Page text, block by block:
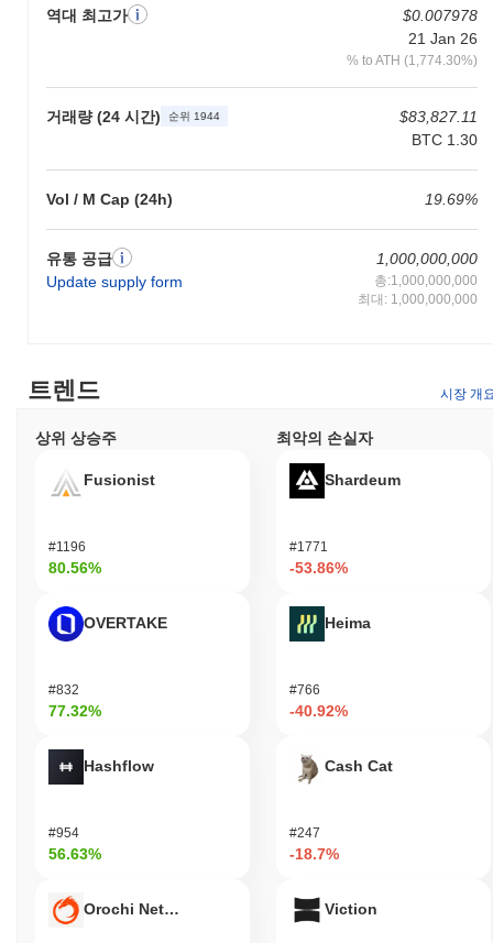
역대 최고가
$0.007978
21 Jan 26
% to ATH (1,774.30%)
거래량 (24 시간) 순위 1944
$83,827.11
BTC 1.30
Vol / M Cap (24h) 19.69%
유통 공급
Update supply form
1,000,000,000
총:1,000,000,000
최대: 1,000,000,000
트렌드 시장 개
상위 상승주
Fusionist
#1196
80.56%
OVERTAKE
#832
77.32%
Hashflow
#954
56.63%
Orochi Network
최악의 손실자
Shardeum
#1771
-53.86%
Heima
#766
-40.92%
Cash Cat
#247
-18.7%
Viction